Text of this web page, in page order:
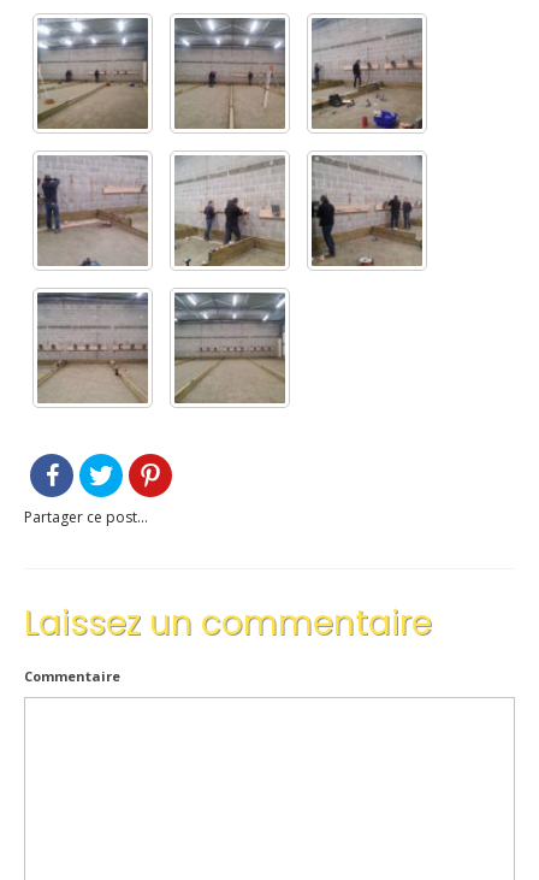
Les réglementations et documents
Les règles de sécurité
Les tirs pratiqués
Les équipements
Les disciplines Armes Anciennes
Les catégories d’âges FFTIR
ÉCOLE DE TIR
Présentation
COMPÉTITIONS
Inscriptions
CALENDRIERS TST
ÉVÈNEMENTS
Partager ce post...
Laissez un commentaire
Commentaire